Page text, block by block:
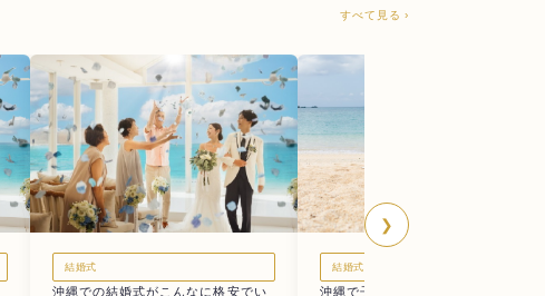
すべて見る ›
結婚式
沖縄での結婚式がこんなに格安でい
結婚式
沖縄で子どもと一緒に結婚式＆フォ
❯